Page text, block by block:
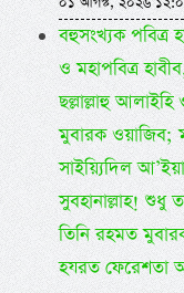
বহুসংখ্যক পবিত্র
ও মহাপবিত্র
ছল্লাল্লাহু
মুবারক ওয়াজিব;
সাইয়্যিদিল
সুবহানাল্লাহ! শুধু
তিনি রহমত
হযরত ফেরেশতা